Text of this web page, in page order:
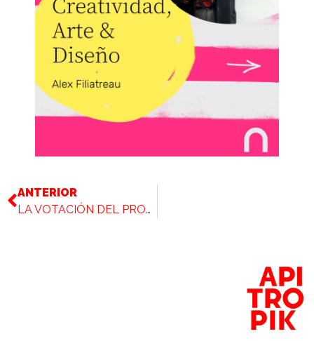
ANTERIOR
LA VOTACIÓN DEL PROCESO MUNDAKATZEN YA ESTÁ EN MARCHA